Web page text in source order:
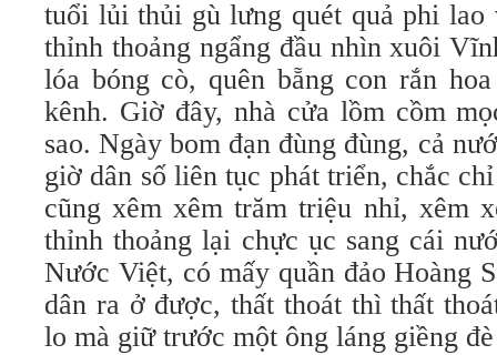
tuổi lủi thủi gù lưng quét quả phi lao
thỉnh thoảng ngẩng đầu nhìn xuôi
lóa bóng cò, quên bẵng con rắn
kênh. Giờ đây, nhà cửa lồm cồm
sao. Ngày bom đạn đùng đùng, cả
giờ dân số liên tục phát triển, chắc
cũng xêm xêm trăm triệu nhỉ, xêm
thỉnh thoảng lại chực ục sang cái
Nước Việt, có mấy quần đảo Hoàng
dân ra ở được, thất thoát thì thất
lo mà giữ trước một ông láng giềng